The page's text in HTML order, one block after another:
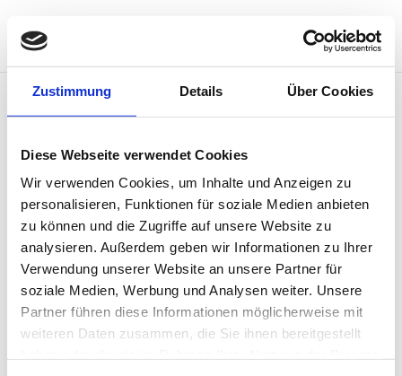
Zustimmung Details Über Cookies
Diese Webseite verwendet Cookies
Wir verwenden Cookies, um Inhalte und Anzeigen zu
personalisieren, Funktionen für soziale Medien anbieten
zu können und die Zugriffe auf unsere Website zu
analysieren. Außerdem geben wir Informationen zu Ihrer
Verwendung unserer Website an unsere Partner für
soziale Medien, Werbung und Analysen weiter. Unsere
Partner führen diese Informationen möglicherweise mit
weiteren Daten zusammen, die Sie ihnen bereitgestellt
Willkommen bei WordPress. Dies ist dein erster
dem Schreiben!
Neueste Beiträge
Hallo Welt!